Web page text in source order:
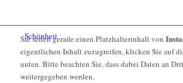
Schönheit
Sie sehen gerade einen Platzhalterinhalt von
eigentlichen Inhalt zuzugreifen, klicken Sie auf
unten. Bitte beachten Sie, dass dabei Daten an
weitergegeben werden.